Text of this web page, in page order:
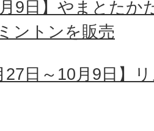
月9日】やまとた
ントンを販売
27日～10月9日】